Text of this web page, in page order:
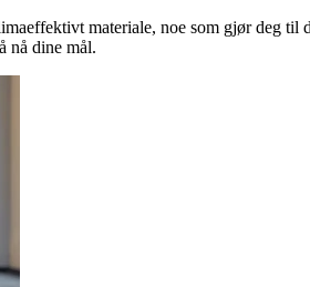
materiale, noe som gjør deg
nå dine mål.